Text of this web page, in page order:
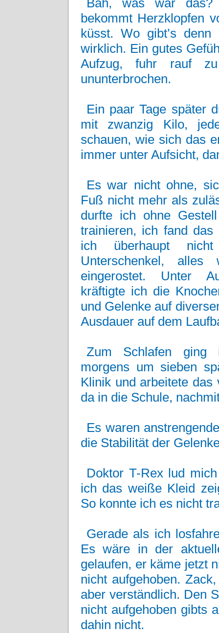
Bah, was war das?
bekommt Herzklopfen
küsst. Wo gibt’s
wirklich. Ein gutes
Aufzug, fuhr rauf
ununterbrochen.
Ein paar Tage später
mit zwanzig Kilo,
schauen, wie sich das
immer unter Aufsicht,
Es war nicht ohne,
Fuß nicht mehr als
durfte ich ohne
trainieren, ich fand
ich überhaupt
Unterschenkel,
eingerostet. Unter
kräftigte ich die
und Gelenke auf
Ausdauer auf dem
Zum Schlafen ging
morgens um sieben
Klinik und arbeitete
da in die Schule,
Es waren
die Stabilität der
Doktor T-Rex lud
ich das weiße Kleid
So konnte ich es nicht
Gerade als ich
Es wäre in der
gelaufen, er käme jetzt
nicht aufgehoben.
aber verständlich. Den
nicht aufgehoben gibts
dahin nicht.